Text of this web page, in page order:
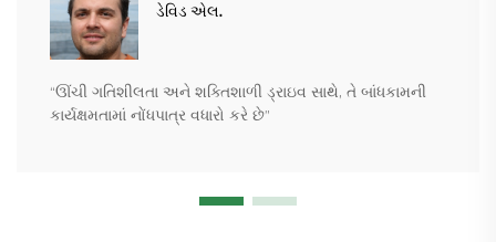
ડેવિડ એલ.
“ઊંચી ગતિશીલતા અને શક્તિશાળી ડ્રાઇવ સાથે, તે બાંધકામની
કાર્યક્ષમતામાં નોંધપાત્ર વધારો કરે છે”